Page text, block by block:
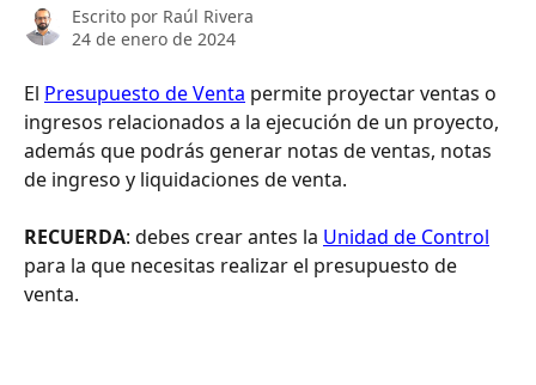
Escrito por Raúl Rivera
24 de enero de 2024
El Presupuesto de Venta permite proyectar ventas o
ingresos relacionados a la ejecución de un proyecto,
además que podrás generar notas de ventas, notas
de ingreso y liquidaciones de venta.
RECUERDA: debes crear antes la Unidad de Control
para la que necesitas realizar el presupuesto de
venta.